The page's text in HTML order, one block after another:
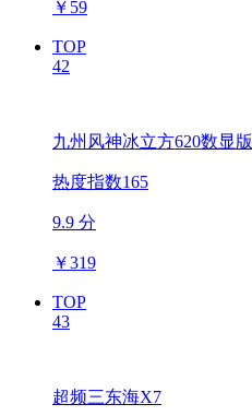
￥ 59
TOP
42
九州风神冰立方620数显版
热度指数165
9.9 分
￥319
TOP
43
超频三东海X7